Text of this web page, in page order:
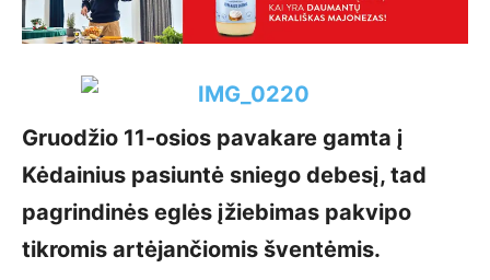
Gruodžio 11-osios pavakare gamta į
Kėdainius pasiuntė sniego debesį, tad
pagrindinės eglės įžiebimas pakvipo
tikromis artėjančiomis šventėmis.